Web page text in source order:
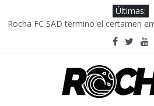
Últimas:
Rocha FC SAD termino el certamen
Delegación parlamentaria uruguaya
Caso Charles Carrera: la causa que
Criminalidad en Uruguay: menos